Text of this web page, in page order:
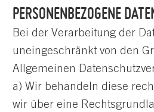
PERSONENBEZOGENE
Bei der Verarbeitung der
uneingeschränkt von den
Allgemeinen
a) Wir behandeln diese
wir über eine